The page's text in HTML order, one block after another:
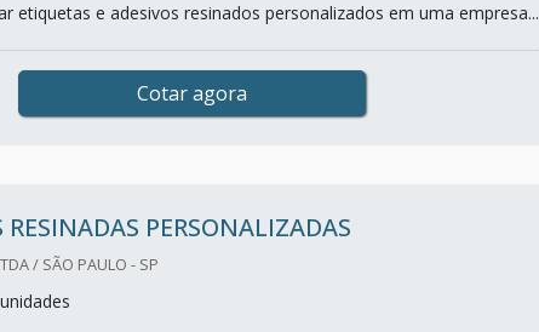
etiquetas e adesivos resinados personalizados em uma empresa...
Cotar agora
RESINADAS PERSONALIZADAS
/ SÃO PAULO - SP